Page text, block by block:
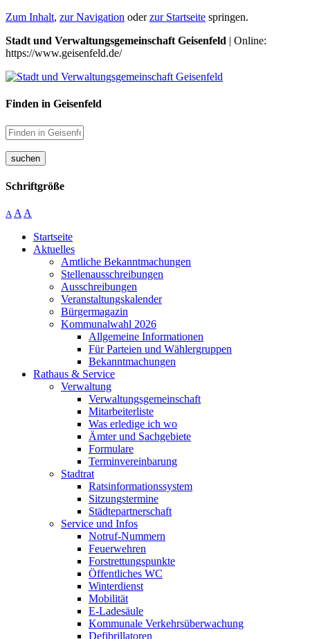
Zum Inhalt, zur Navigation oderzur Startseite springen.
Stadt und Verwaltungsgemeinschaft Geisenfeld | Online:
https://www.geisenfeld.de/
Finden in Geisenfeld
suchen
Schriftgröße
A A A
Startseite
Aktuelles
Amtliche Bekanntmachungen
Stellenausschreibungen
Ausschreibungen
Veranstaltungskalender
Bürgermagazin
Kommunalwahl 2026
Allgemeine Informationen
Für Parteien und Wählergruppen
Bekanntmachungen
Rathaus & Service
Verwaltung
Verwaltungsgemeinschaft
Mitarbeiterliste
Was erledige ich wo
Ämter und Sachgebiete
Formulare
Terminvereinbarung
Stadtrat
Ratsinformationssystem
Sitzungstermine
Städtepartnerschaft
Service und Infos
Notruf-Nummern
Feuerwehren
Forstrettungspunkte
Öffentliches WC
Winterdienst
Mobilität
E-Ladesäule
Kommunale Verkehrsüberwachung
Defibrillatoren